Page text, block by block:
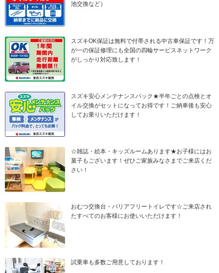
池交換など）
スズキOK保証は無料で付帯される中古車保証です！万
が一の保証修理にも全国の四輪サービスネットワーク
がしっかり対応致します！
スズキ安心メンテナンスパック★半年ごとの点検とオ
イル交換がセットになってお得です！ご納車後も安心
してお乗りいただけます！
☆雑誌・絵本・キッズルームあります★お子様にはお
菓子もございます！ぜひご家族みなさまでご来店くだ
さい！
おむつ交換台・パリアフリートイレです☆ご来店され
たすべてのお客様にお使いいただけます！
試乗車も多数ご用意しております！